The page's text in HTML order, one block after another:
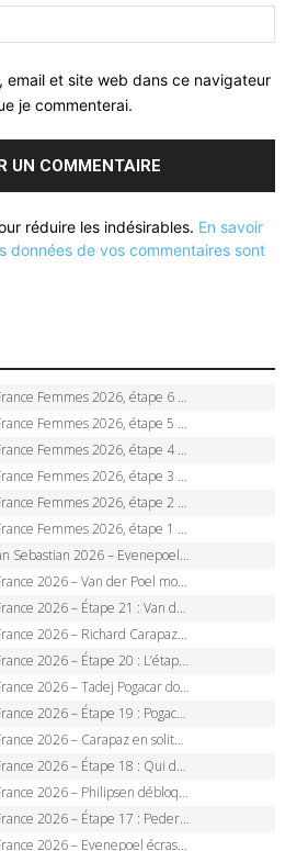
email et site web dans ce navigateur
je commenterai.
réduire les indésirables. En savoir
données de vos commentaires sont
étape 6 – Kim Le Court-Pienaar gagne à Tournon, Reusser en jaune
étape 5 – Demi Vollering gagne à Belleville, Reusser en jaune, Ferrand-Prévot coule
étape 4 – Marlen Reusser écrase le chrono, Ferrand-Prévot en crise
étape 3 – Sigrid Haugset en solitaire, 88 km d’échappée, maillot jaune
étape 2 – Lorena Wiebes doublé à Genève, Markus héroïque, 7e record
étape 1 – Lorena Wiebes intouchable à Lausanne, premier maillot jaune
2026 – Evenepoel recordman, 4e victoire, Carapaz battu au sprint
der Poel monumental à Paris, Pogacar égale le record des cinq sacres
21 : Van der Poel, Pogacar, qui succédera à Wout van Aert sur les Champs-Elysées ?
Carapaz roi des Alpes, doublé et maillot à pois, Seixas perd le podium
20 : L’étape reine, Galibier, Sarenne, Alpe d’Huez, qui succédera à Pogacar ?
Pogacar dompte l’Alpe d’Huez, 5e victoire, record de Pantani pulvérisé
– Étape 19 : Pogacar peut-il enfin dompter l’Alpe d’Huez ?
en solitaire à Orcières-Merlette, Paret-Peintre à un point du maillot à pois
18 : Qui domptera Orcières-Merlette, première marche vers l’Alpe d’Huez ?
débloque son compteur à Voiron, Pedersen en danger pour le maillot vert
– Étape 17 : Pedersen peut-il verrouiller le maillot vert à Voiron ?
Evenepoel écrase le chrono d’Évian, Seixas 4e, Lipowitz abandonne